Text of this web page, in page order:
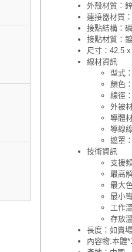
外殼材質：
連接器材質
接點結構：
接點材質：
尺寸：42.5
線材資訊
型式
顏色
線徑
外被
導體
導線
遮罩
技術資訊
支援
最高
最大
最小
工作
存放
長度：如賣
內容物:本體